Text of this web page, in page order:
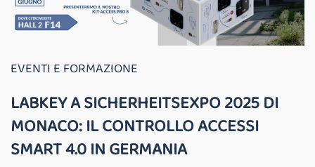
EVENTI E FORMAZIONE
LABKEY A SICHERHEITSEXPO 2025 DI
MONACO: IL CONTROLLO ACCESSI
SMART 4.0 IN GERMANIA